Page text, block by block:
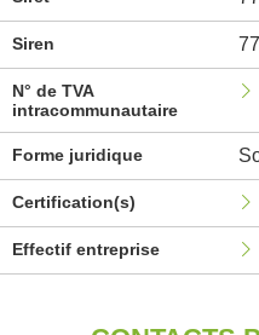
Siren
N° de TVA
intracommunautaire
Forme juridique
Certification(s)
Effectif entreprise